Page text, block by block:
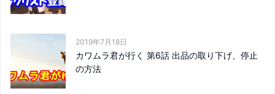
2019年7月18日
カワムラ君が行く 第6話 出品の取り下げ、停止
の方法